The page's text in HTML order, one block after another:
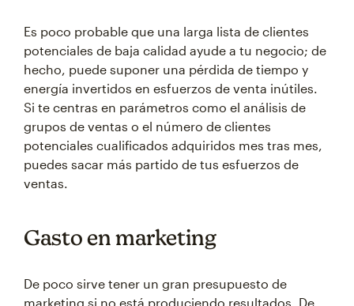
Es poco probable que una larga lista de clientes
potenciales de baja calidad ayude a tu negocio; de
hecho, puede suponer una pérdida de tiempo y
energía invertidos en esfuerzos de venta inútiles.
Si te centras en parámetros como el análisis de
grupos de ventas o el número de clientes
potenciales cualificados adquiridos mes tras mes,
puedes sacar más partido de tus esfuerzos de
ventas.
Gasto en marketing
De poco sirve tener un gran presupuesto de
marketing si no está produciendo resultados. De